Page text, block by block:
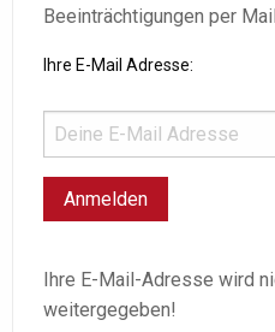
Beeinträchtigungen per
Ihre E-Mail Adresse:
Ihre E-Mail-Adresse wird
weitergegeben!